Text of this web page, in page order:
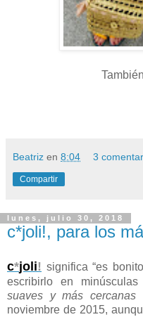
Beatriz en 8:04 3
Compartir
lunes, julio 30, 2018
c*joli!, para los
c*joli! significa “es
escribirlo en minúsculas
suaves y más cercanas
noviembre de 2015,